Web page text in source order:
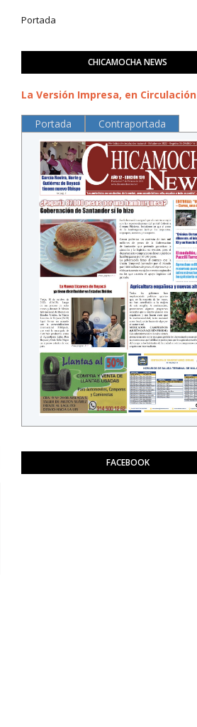
Portada
CHICAMOCHA NEWS
La Versión Impresa, en Circulación
Portada Contraportada
FACEBOOK